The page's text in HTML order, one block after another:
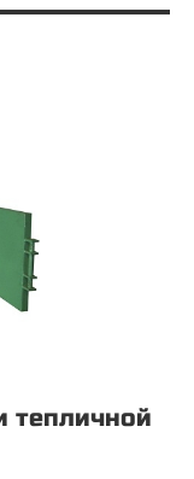
тепличной